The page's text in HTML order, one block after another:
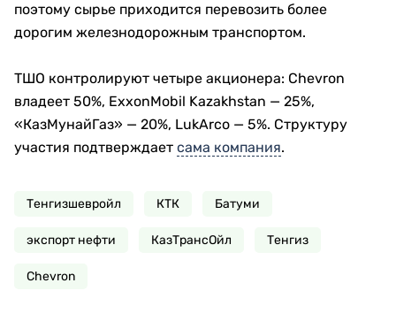
поэтому сырье приходится перевозить более
дорогим железнодорожным транспортом.
ТШО контролируют четыре акционера: Chevron
владеет 50%, ExxonMobil Kazakhstan — 25%,
«КазМунайГаз» — 20%, LukArco — 5%. Структуру
участия подтверждает сама компания.
Тенгизшевройл КТК Батуми
экспорт нефти КазТрансОйл Тенгиз
Chevron